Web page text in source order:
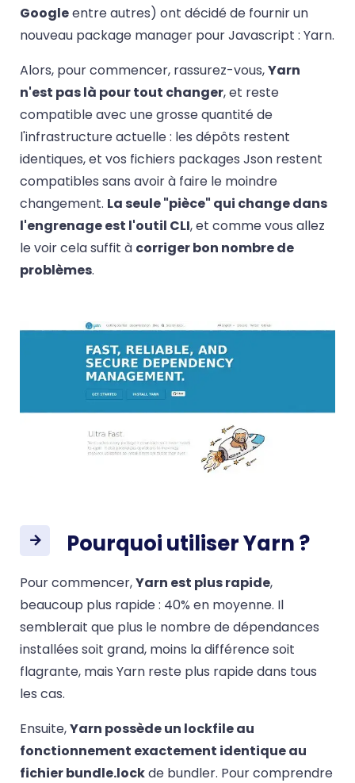
Googleentre autres) ont décidé de fournir un
nouveau package manager pour Javascript : Yarn.
Alors, pour commencer, rassurez-vous,Yarn
n'est pas là pour tout changer, et reste
compatible avec une grosse quantité de
l'infrastructure actuelle : les dépôts restent
identiques, et vos fichiers packages Json restent
compatibles sans avoir à faire le moindre
changement. La seule "pièce" qui change dans
l'engrenage est l'outil CLI, et comme vous allez
le voir cela suffit à corriger bon nombre de
problèmes.
Pourquoi utiliser Yarn ?
Pour commencer,Yarn est plus rapide,
beaucoup plus rapide : 40% en moyenne. Il
semblerait que plus le nombre de dépendances
installées soit grand, moins la différence soit
flagrante, mais Yarn reste plus rapide dans tous
les cas.
Ensuite,Yarn possède un lockfile au
fonctionnement exactement identique au
fichier bundle.lockde bundler. Pour comprendre